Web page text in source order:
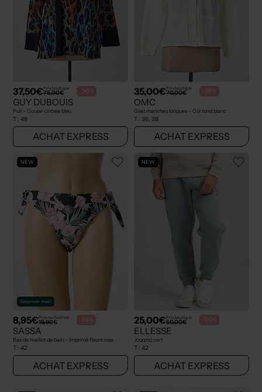
37,50€Prix boutique :
75,00€ -50%
GUY DUBOUIS
Pull - Coupe cintrée bleu
T : 48
ACHAT EXPRESS
35,00€Prix boutique :
70,00€ -50%
OMC
Gilet manches longues - Col rond blanc
T : 36, 38
ACHAT EXPRESS
NEW
Seconde main
8,95€Prix neuf estimé :
19,90€ -55%
SASSA
Bas de maillot de bain - Imprimé fleurs rose
T : 42
ACHAT EXPRESS
NEW
25,00€Prix boutique :
50,00€ -50%
ELLESSE
Jogging vert
T : 42
ACHAT EXPRESS